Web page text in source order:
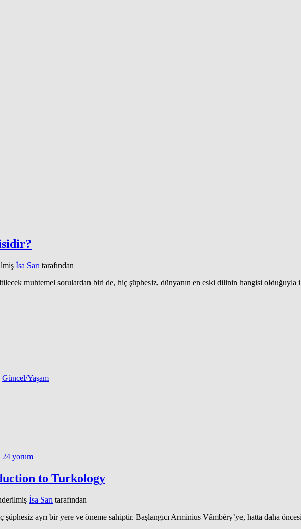
İsa Sarı tarafından
muhtemel sorulardan biri de, hiç şüphesiz, dünyanın en eski dilinin hangisi olduğuyla
Güncel/Yaşam
24 yorum
to Turkology
İsa Sarı tarafından
ayrı bir yere ve öneme sahiptir. Başlangıcı Arminius Vámbéry’ye, hatta daha